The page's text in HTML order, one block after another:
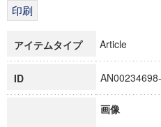
博士課程教育リーディン
アイテムタイプ Article
ID
画像